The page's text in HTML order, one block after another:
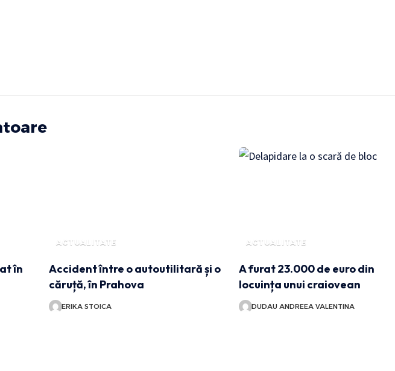
în
ACTUALITATE
Accident între o autoutilitară și o
căruță, în Prahova
ERIKA STOICA
ACTUALITATE
A furat 23.000 de euro din
locuința unui craiovean
DUDAU ANDREEA VALENTINA